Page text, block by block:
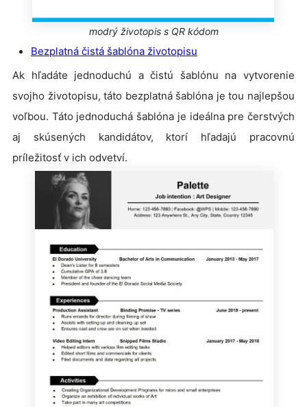
modrý životopis s QR kódom
Bezplatná čistá šablóna životopisu
Ak hľadáte jednoduchú a čistú šablónu na vytvorenie
svojho životopisu, táto bezplatná šablóna je tou najlepšou
voľbou. Táto jednoduchá šablóna je ideálna pre čerstvých
aj skúsených kandidátov, ktorí hľadajú pracovnú
príležitosť v ich odvetví.